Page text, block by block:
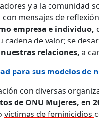
y a la comunidad
mensajes de
empresa e individuo,
cadena de valor; se
relaciones, a
para sus modelos de
con diversas
de ONU Mujeres, en
víctimas de feminicidios